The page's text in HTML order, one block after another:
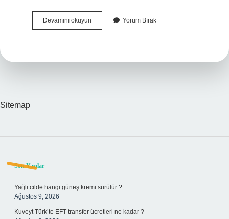
Devamını okuyun Borusan
2024
Yorum Bırak
Sitemap
Sidebar
Son Yazılar
Yağlı cilde hangi güneş kremi sürülür ?
Ağustos 9, 2026
Kuveyt Türk’te EFT transfer ücretleri ne kadar ?